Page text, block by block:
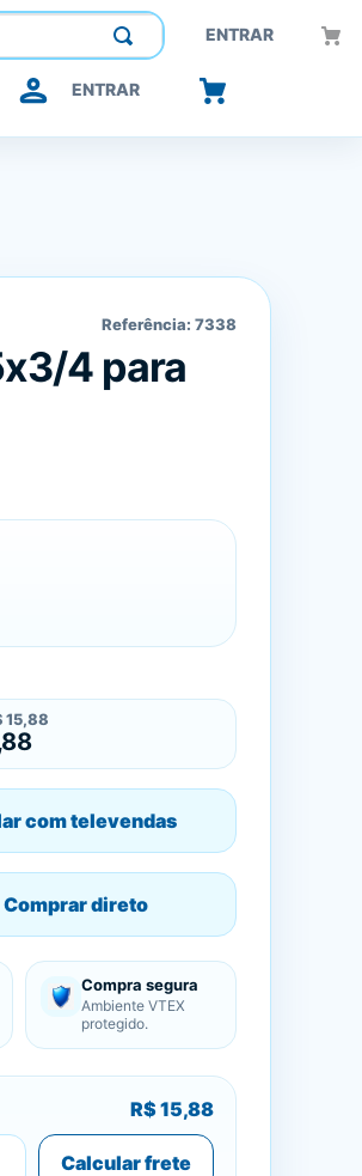
ENTRAR
confiança, inovando o futuro.
ENTRAR
Referência: 7338
4 para
15,88
com televendas
Comprar direto
Compra segura
Ambiente VTEX
protegido.
R$ 15,88
Calcular frete